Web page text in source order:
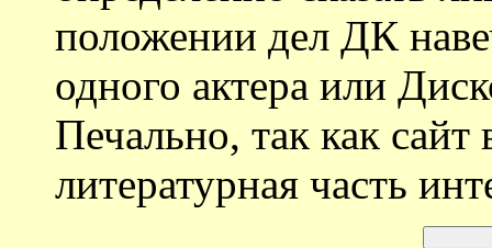
положении дел ДК
одного актера или
Печально, так как
литературная часть